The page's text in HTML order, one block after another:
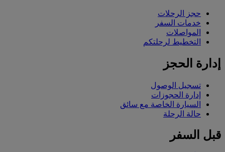
حجز الرحلات
خدمات السفر
المواصلات
التخطيط لرحلتكم
إدارة الحجز
تسجيل الوصول
إدارة الحجوزات
السيارة الخاصة مع سائق
حالة الرحلة
قبل السفر